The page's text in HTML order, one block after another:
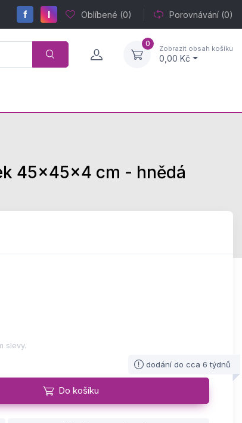
f I Oblíbené (0) Porovnávání (0)
0
Zobrazit obsah košíku
0,00 Kč
45x45x4 cm - hnědá
slevy.
dodání do cca 6 týdnů
Do košíku